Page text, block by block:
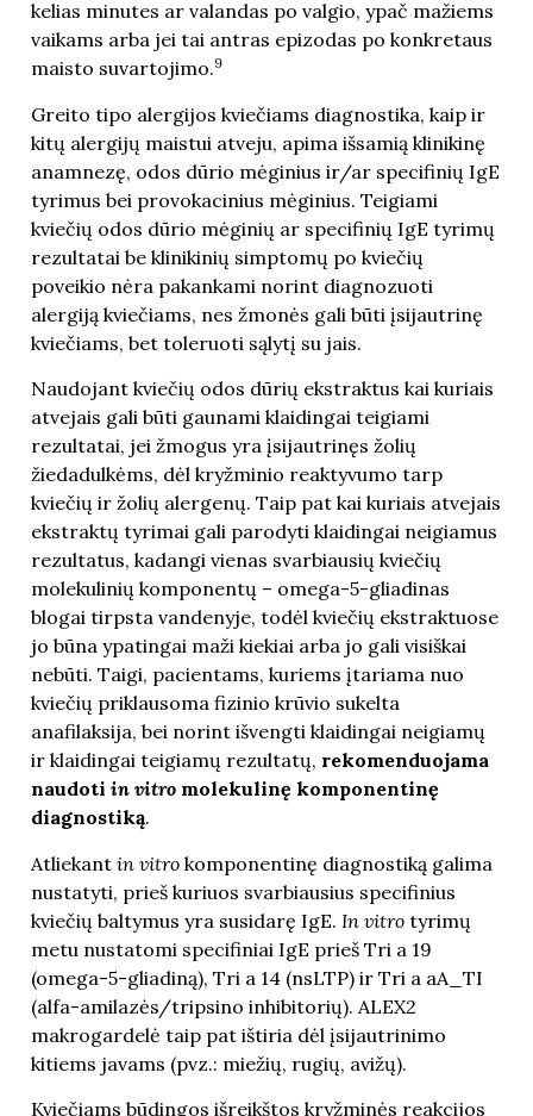
kelias minutes ar valandas po valgio, ypač mažiems
vaikams arba jei tai antras epizodas po konkretaus
maisto suvartojimo.9
Greito tipo alergijos kviečiams diagnostika, kaip ir
kitų alergijų maistui atveju, apima išsamią klinikinę
anamnezę, odos dūrio mėginius ir/ar specifinių IgE
tyrimus bei provokacinius mėginius. Teigiami
kviečių odos dūrio mėginių ar specifinių IgE tyrimų
rezultatai be klinikinių simptomų po kviečių
poveikio nėra pakankami norint diagnozuoti
alergiją kviečiams, nes žmonės gali būti įsijautrinę
kviečiams, bet toleruoti sąlytį su jais.
Naudojant kviečių odos dūrių ekstraktus kai kuriais
atvejais gali būti gaunami klaidingai teigiami
rezultatai, jei žmogus yra įsijautrinęs žolių
žiedadulkėms, dėl kryžminio reaktyvumo tarp
kviečių ir žolių alergenų. Taip pat kai kuriais atvejais
ekstraktų tyrimai gali parodyti klaidingai neigiamus
rezultatus, kadangi vienas svarbiausių kviečių
molekulinių komponentų – omega-5-gliadinas
blogai tirpsta vandenyje, todėl kviečių ekstraktuose
jo būna ypatingai maži kiekiai arba jo gali visiškai
nebūti. Taigi, pacientams, kuriems įtariama nuo
kviečių priklausoma fizinio krūvio sukelta
anafilaksija, bei norint išvengti klaidingai neigiamų
ir klaidingai teigiamų rezultatų, rekomenduojama
naudoti in vitro molekulinę komponentinę
diagnostiką.
Atliekant in vitro komponentinę diagnostiką galima
nustatyti, prieš kuriuos svarbiausius specifinius
kviečių baltymus yra susidarę IgE. In vitro tyrimų
metu nustatomi specifiniai IgE prieš Tri a 19
(omega-5-gliadiną), Tri a 14 (nsLTP) ir Tri a aA_TI
(alfa-amilazės/tripsino inhibitorių). ALEX2
makrogardelė taip pat ištiria dėl įsijautrinimo
kitiems javams (pvz.: miežių, rugių, avižų).
Kviečiams būdingos išreikštos kryžminės reakcijos